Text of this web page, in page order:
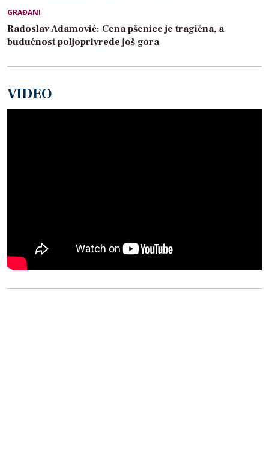
GRAĐANI
Radoslav Adamović: Cena pšenice je tragična, a
budućnost poljoprivrede još gora
VIDEO